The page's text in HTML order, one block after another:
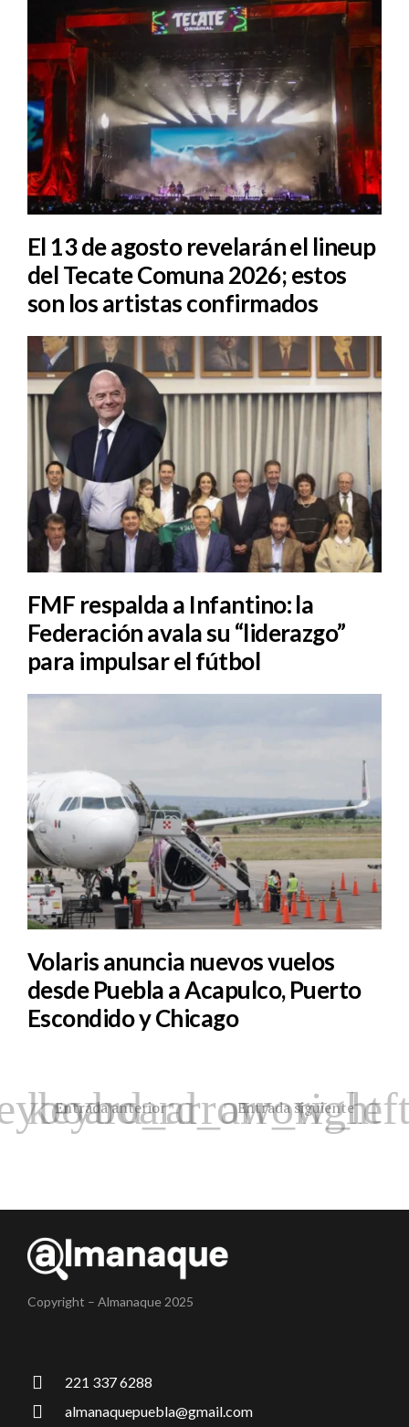
El 13 de agosto revelarán el lineup
del Tecate Comuna 2026; estos
son los artistas confirmados
FMF respalda a Infantino: la
Federación avala su “liderazgo”
para impulsar el fútbol
Volaris anuncia nuevos vuelos
desde Puebla a Acapulco, Puerto
Escondido y Chicago
Entrada anterior Entrada siguiente
Copyright – Almanaque 2025
221 337 6288
almanaquepuebla@gmail.com